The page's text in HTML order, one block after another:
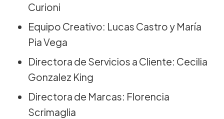
Curioni
Equipo Creativo: Lucas Castro y María
Pia Vega
Directora de Servicios a Cliente: Cecilia
Gonzalez King
Directora de Marcas: Florencia
Scrimaglia